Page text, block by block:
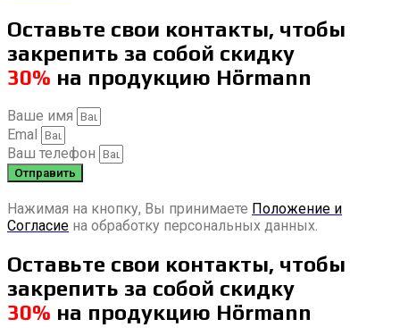
Оставьте свои контакты, чтобы
закрепить за собой скидку
30% на продукцию Hörmann
Ваше имя
Emal
Ваш телефон
Отправить
Нажимая на кнопку, Вы принимаете Положение и
Согласие на обработку персональных данных.
Оставьте свои контакты, чтобы
закрепить за собой скидку
30% на продукцию Hörmann